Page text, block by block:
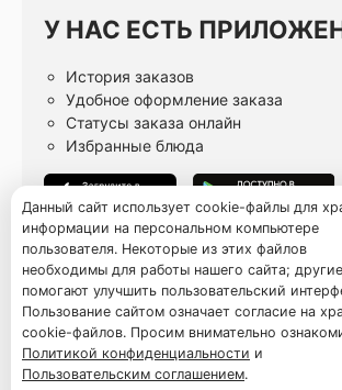
У НАС ЕСТЬ
История заказов
Удобное оформление заказа
Статусы заказа онлайн
Избранные блюда
Данный сайт использует cookie-файлы для
информации на персональном компьютере
пользователя. Некоторые из этих файлов
необходимы для работы нашего сайта; другие
помогают улучшить пользовательский
Пользование сайтом означает согласие на
cookie-файлов. Просим внимательно
Политикой конфиденциальности и
Пользовательским соглашением.